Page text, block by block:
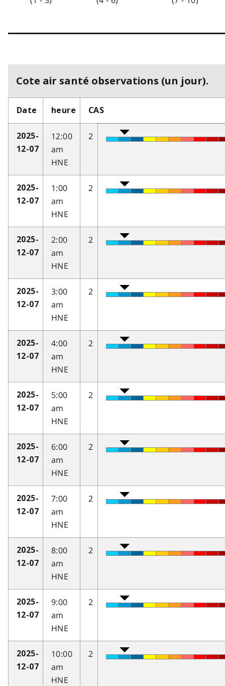
Cote air santé observations (un jour).
Date heure CAS
2025-
12-07
12:00
am
HNE
2
2025-
12-07
1:00
am
HNE
2
2025-
12-07
2:00
am
HNE
2
2025-
12-07
3:00
am
HNE
2
2025-
12-07
4:00
am
HNE
2
2025-
12-07
5:00
am
HNE
2
2025-
12-07
6:00
am
HNE
2
2025-
12-07
7:00
am
HNE
2
2025-
12-07
8:00
am
HNE
2
2025-
12-07
9:00
am
HNE
2
2025-
12-07
10:00
am
HNE
2